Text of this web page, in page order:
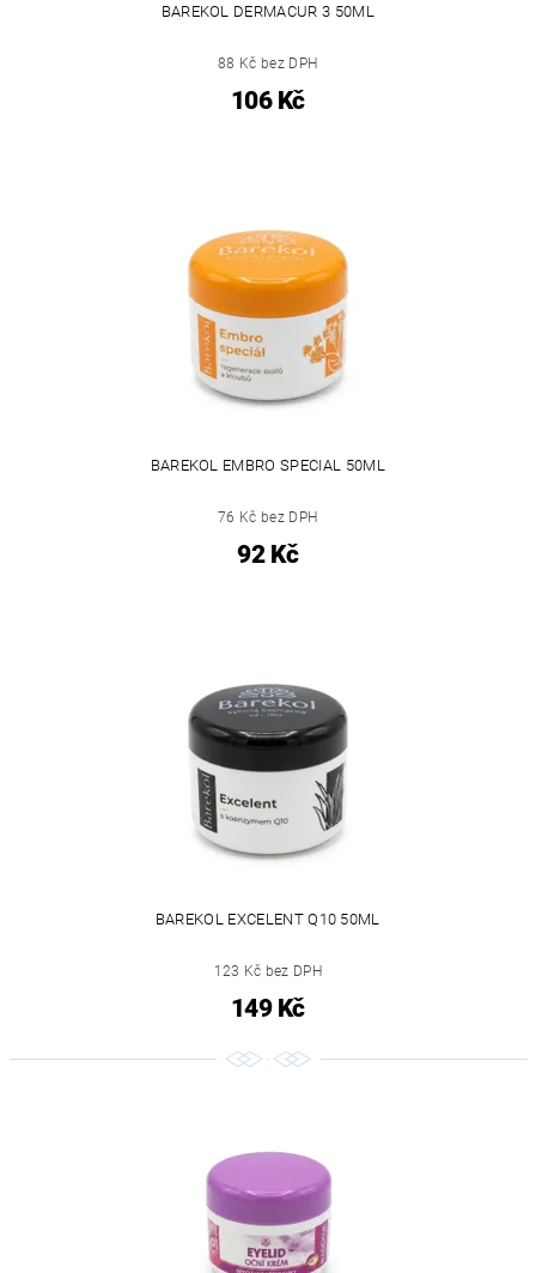
BAREKOL DERMACUR 3 50ML
88 Kč bez DPH
106 Kč
BAREKOL EMBRO SPECIAL 50ML
76 Kč bez DPH
92 Kč
BAREKOL EXCELENT Q10 50ML
123 Kč bez DPH
149 Kč